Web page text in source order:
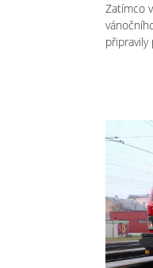
Zatímco
připravily